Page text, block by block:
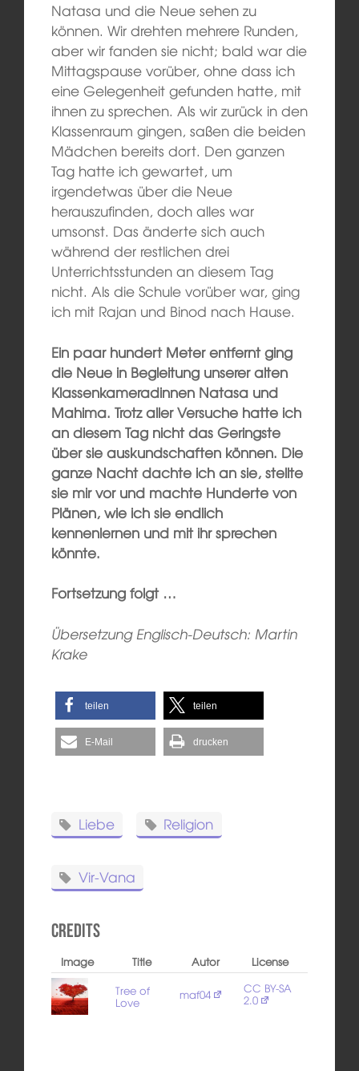
Natasa und die Neue sehen zu
können. Wir drehten mehrere Runden,
aber wir fanden sie nicht; bald war die
Mittagspause vorüber, ohne dass ich
eine Gelegenheit gefunden hatte, mit
ihnen zu sprechen. Als wir zurück in den
Klassenraum gingen, saßen die beiden
Mädchen bereits dort. Den ganzen
Tag hatte ich gewartet, um
irgendetwas über die Neue
herauszufinden, doch alles war
umsonst. Das änderte sich auch
während der restlichen drei
Unterrichtsstunden an diesem Tag
nicht. Als die Schule vorüber war, ging
ich mit Rajan und Binod nach Hause.
Ein paar hundert Meter entfernt ging
die Neue in Begleitung unserer alten
Klassenkameradinnen Natasa und
Mahima. Trotz aller Versuche hatte ich
an diesem Tag nicht das Geringste
über sie auskundschaften können. Die
ganze Nacht dachte ich an sie, stellte
sie mir vor und machte Hunderte von
Plänen, wie ich sie endlich
kennenlernen und mit ihr sprechen
könnte.
Fortsetzung folgt …
Übersetzung Englisch-Deutsch: Martin
Krake
teilen teilen
E-Mail drucken
Liebe Religion
Vir-Vana
Credits
Image Title Autor
License
Tree of
Love
maf04 CC BY-SA
2.0